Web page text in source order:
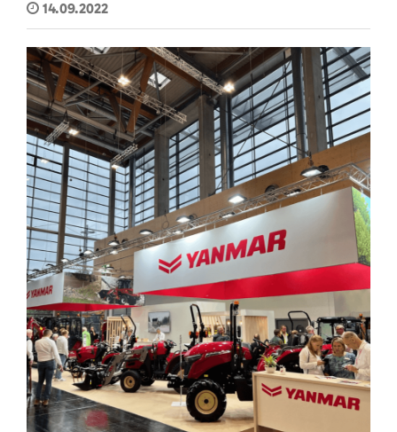
14.09.2022